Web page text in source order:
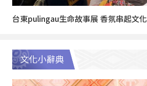
台東pulingau生命故事展 香氛串起文
文化小辭典